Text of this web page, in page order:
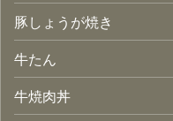
豚しょうが焼き
牛たん
牛焼肉丼